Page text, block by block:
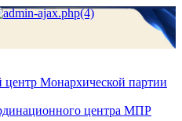
Монархической партии
центра МПР